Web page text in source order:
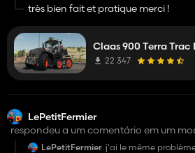
très bien fait et pratique merci !
Claas 900 Terra
22 347
LePetitFermier
respondeu a um comentário em um
LePetitFermier j'ai le même